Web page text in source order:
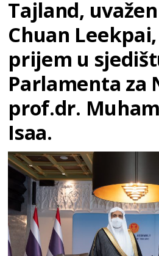
Tajland,
Chuan
prijem u
Parlamenta za
prof.dr.
Isaa.